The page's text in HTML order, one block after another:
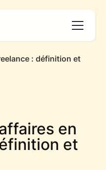
: définition et
en
et